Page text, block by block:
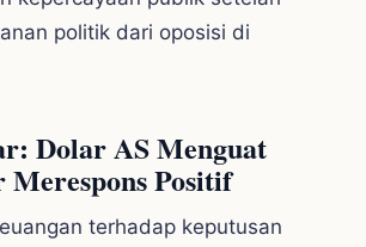
politik dari oposisi di
Dolar AS Menguat
Merespons Positif
terhadap keputusan